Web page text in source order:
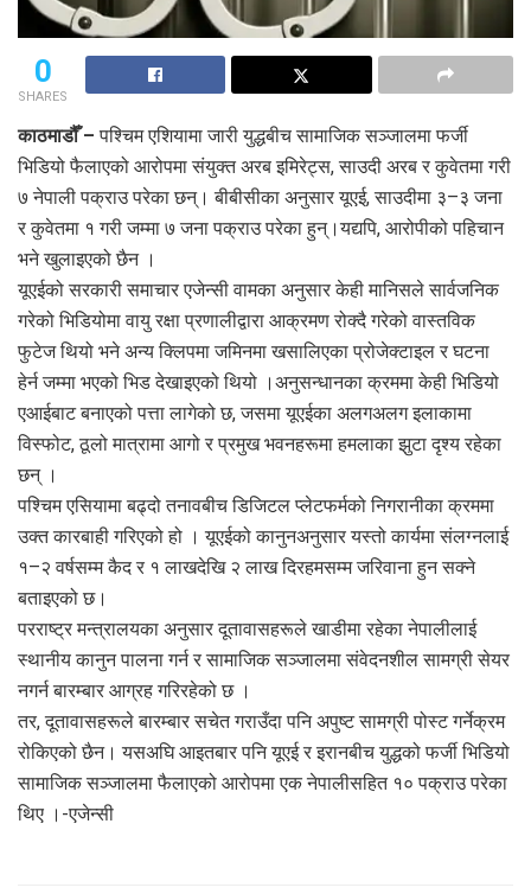
0
SHARES
काठमाडौँ – पश्चिम एशियामा जारी युद्धबीच सामाजिक सञ्जालमा फर्जी
भिडियो फैलाएको आरोपमा संयुक्त अरब इमिरेट्स, साउदी अरब र कुवेतमा गरी
७ नेपाली पक्राउ परेका छन्। बीबीसीका अनुसार यूएई, साउदीमा ३–३ जना
र कुवेतमा १ गरी जम्मा ७ जना पक्राउ परेका हुन्।यद्यपि, आरोपीको पहिचान
भने खुलाइएको छैन ।
यूएईको सरकारी समाचार एजेन्सी वामका अनुसार केही मानिसले सार्वजनिक
गरेको भिडियोमा वायु रक्षा प्रणालीद्वारा आक्रमण रोक्दै गरेको वास्तविक
फुटेज थियो भने अन्य क्लिपमा जमिनमा खसालिएका प्रोजेक्टाइल र घटना
हेर्न जम्मा भएको भिड देखाइएको थियो ।अनुसन्धानका क्रममा केही भिडियो
एआईबाट बनाएको पत्ता लागेको छ, जसमा यूएईका अलगअलग इलाकामा
विस्फोट, ठूलो मात्रामा आगो र प्रमुख भवनहरूमा हमलाका झुटा दृश्य रहेका
छन् ।
पश्चिम एसियामा बढ्दो तनावबीच डिजिटल प्लेटफर्मको निगरानीका क्रममा
उक्त कारबाही गरिएको हो । यूएईको कानुनअनुसार यस्तो कार्यमा संलग्नलाई
१–२ वर्षसम्म कैद र १ लाखदेखि २ लाख दिरहमसम्म जरिवाना हुन सक्ने
बताइएको छ।
परराष्ट्र मन्त्रालयका अनुसार दूतावासहरूले खाडीमा रहेका नेपालीलाई
स्थानीय कानुन पालना गर्न र सामाजिक सञ्जालमा संवेदनशील सामग्री सेयर
नगर्न बारम्बार आग्रह गरिरहेको छ ।
तर, दूतावासहरूले बारम्बार सचेत गराउँदा पनि अपुष्ट सामग्री पोस्ट गर्नेक्रम
रोकिएको छैन। यसअघि आइतबार पनि यूएई र इरानबीच युद्धको फर्जी भिडियो
सामाजिक सञ्जालमा फैलाएको आरोपमा एक नेपालीसहित १० पक्राउ परेका
थिए ।-एजेन्सी